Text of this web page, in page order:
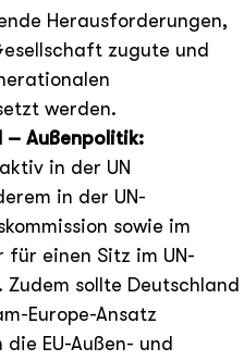
Herausforderungen,
zugute und
werden.
– Außenpolitik:
in der UN
in der UN-
sowie im
für einen Sitz im UN-
sollte Deutschland
Europe-Ansatz
EU-Außen- und